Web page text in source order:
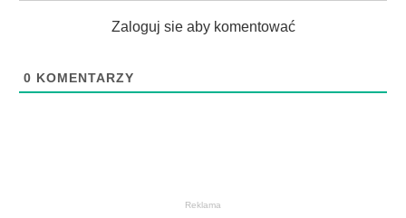
Zaloguj sie aby komentować
0 KOMENTARZY
Reklama